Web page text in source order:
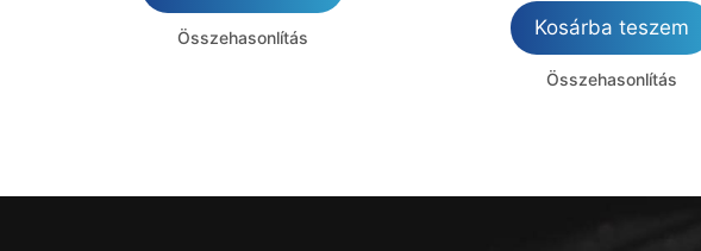
Összehasonlítás Kosárba teszem
Összehasonlítás